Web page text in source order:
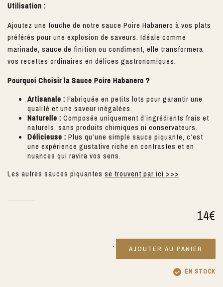
Utilisation :
Ajoutez une touche de notre sauce Poire Habanero à vos plats
préférés pour une explosion de saveurs. Idéale comme
marinade, sauce de finition ou condiment, elle transformera
vos recettes ordinaires en délices gastronomiques.
Pourquoi Choisir la Sauce Poire Habanero ?
Artisanale : Fabriquée en petits lots pour garantir une
qualité et une saveur inégalées.
Naturelle : Composée uniquement d’ingrédients frais et
naturels, sans produits chimiques ni conservateurs.
Délicieuse : Plus qu’une simple sauce piquante, c’est
une expérience gustative riche en contrastes et en
nuances qui ravira vos sens.
Les autres sauces piquantes se trouvent par ici >>>
14€
AJOUTER AU PANIER
EN STOCK